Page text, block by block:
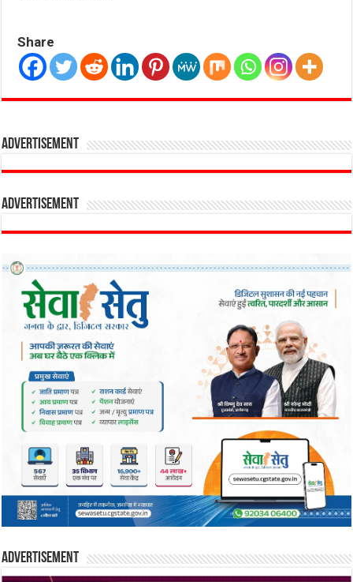
Share
Advertisement
Advertisement
Advertisement